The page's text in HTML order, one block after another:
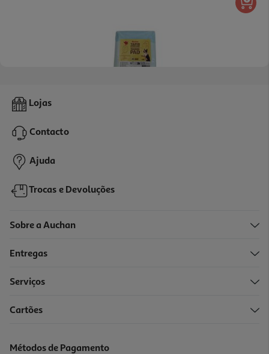
Tapete Absorvente Auchan 45x60cm 10 Unidades
2,99 €
Lojas
Contacto
Ajuda
Trocas e Devoluções
Sobre a Auchan
Entregas
Serviços
Cartões
Métodos de Pagamento